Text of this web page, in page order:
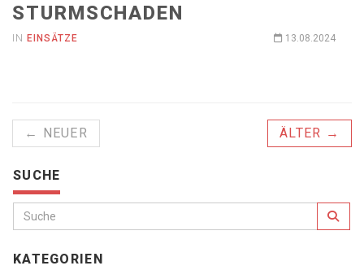
STURMSCHADEN
IN EINSÄTZE 13.08.2024
← NEUER ÄLTER →
SUCHE
KATEGORIEN